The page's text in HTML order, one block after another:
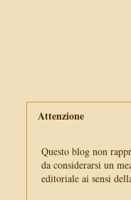
Attenzione
Questo blog non
da considerarsi un
editoriale ai sensi